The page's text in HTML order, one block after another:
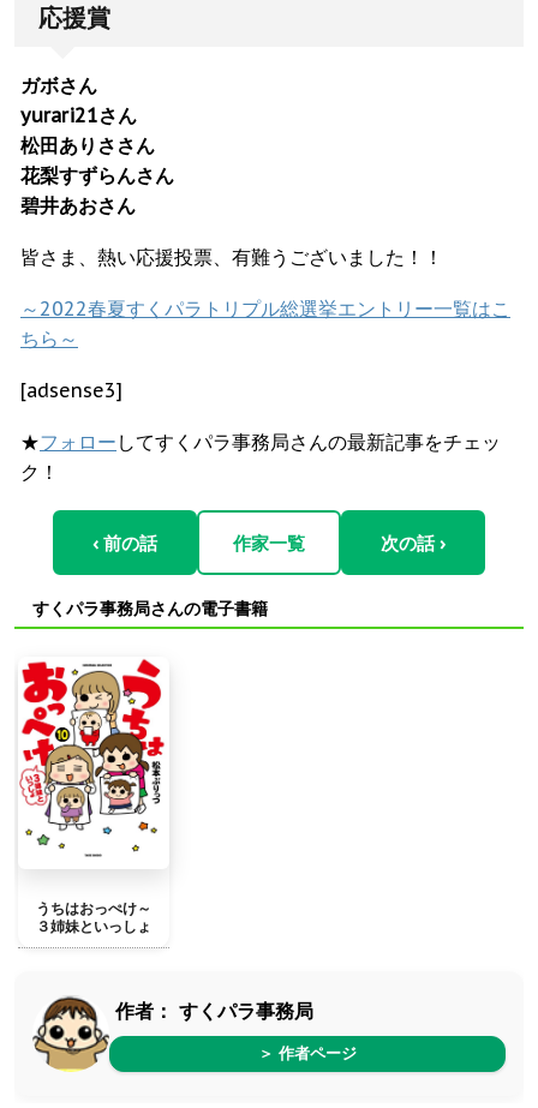
応援賞
ガボさん
yurari21さん
松田ありささん
花梨すずらんさん
碧井あおさん
皆さま、熱い応援投票、有難うございました！！
～2022春夏すくパラトリプル総選挙エントリー一覧はこ
ちら～
[adsense3]
★フォロー してすくパラ事務局さんの最新記事をチェッ
ク！
‹ 前の話 作家一覧 次の話 ›
すくパラ事務局さんの電子書籍
うちはおっぺけ～
３姉妹といっしょ
作者： すくパラ事務局
＞ 作者ページ